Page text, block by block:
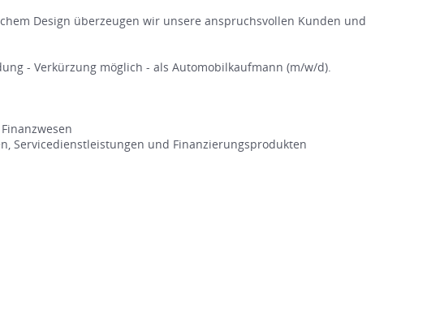
Design überzeugen wir unsere anspruchsvollen Kunden und
- Verkürzung möglich - als Automobilkaufmann (m/w/d).
Servicedienstleistungen und Finanzierungsprodukten